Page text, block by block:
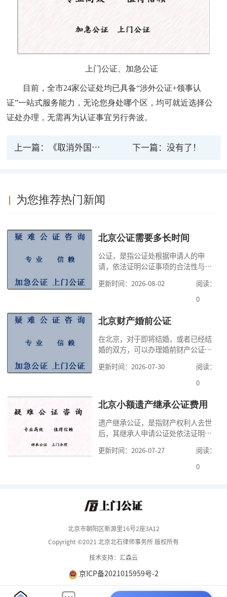
上门公证、加急公证
目前，全市24家公证处均已具备“涉外公证+领事认
证”一站式服务能力，无论您身处哪个区，均可就近选择公
证处办理，无需再为认证事宜另行奔波。
上一篇： 《取消外国公文书认证要求的公约》 下一篇：没有了！
为您推荐热门新闻
北京公证需要多长时间
公证，是指公证处根据申请人的申
请，依法证明公证事项的合法性与真
高公证事项的效力，固定证据，但是
很多人不知道在北京办理公证需要多
家，办理公证的时候除了需要按照公
道北京公证需要什么材料,北京公证需
要多少钱？北京公
更新时间：2026-08-02
阅读：
0
北京财产婚前公证
在北京，对于即将结婚，或者已经结
婚的双方，可以办理婚前财产公证，
式，可以避免个人财产引发的纠纷，
但是，在北京办理婚前财产公证，除
料外，公证咨询告诉大家，我们有必
京婚前财产公证机构？了解这些不仅
有利于我们根
更新时间：2026-07-30
阅读：
0
北京小额遗产继承公证费用
遗产继承公证，是指财产权利人去世
后，其继承人申请公证处依法证明继
的证明活动。通过公证，继承人可以
拿着享有继承权的公证书办理遗产过
费。我们在办理继承公证的时候，需
更新时间：2026-07-27
阅读：
0
北京市朝阳区新源里16号2座3A12
Copyright ©2021 北京北石律师事务所 版权所有
技术支持：汇森云
京ICP备2021015959号-2